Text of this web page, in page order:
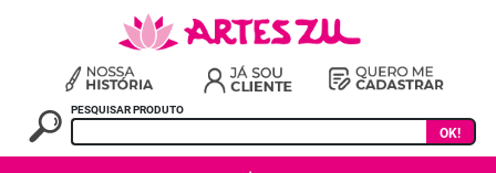
PESQUISAR PRODUTO
OK!